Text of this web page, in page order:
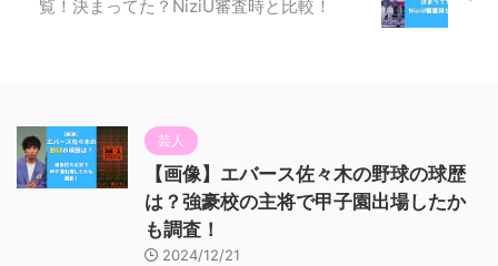
覧！決まってた？NiziU審査時と比較！
芸人
【画像】エバース佐々木の野球の球歴
は？強豪校の主将で甲子園出場したか
も調査！
2024/12/21